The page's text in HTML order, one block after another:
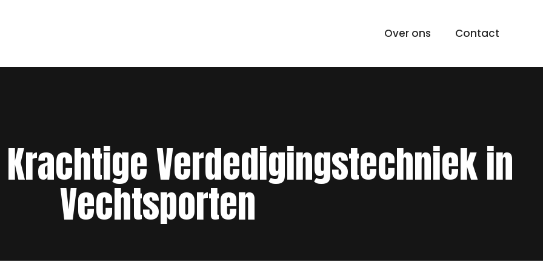
Over ons Contact
Krachtige Verdedigingstechniek in
Vechtsporten